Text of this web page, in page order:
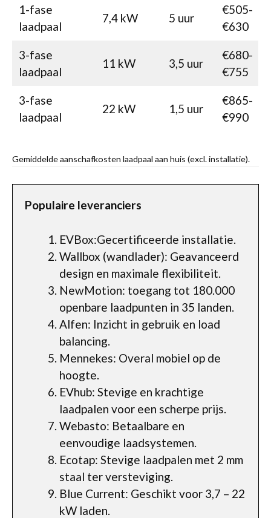
1-fase
laadpaal
7,4 kW 5 uur
€505-
€630
3-fase
laadpaal
11 kW 3,5 uur
€680-
€755
3-fase
laadpaal
22 kW 1,5 uur
€865-
€990
Gemiddelde aanschafkosten laadpaal aan huis (excl. installatie).
Populaire leveranciers
EVBox:Gecertificeerde installatie.
Wallbox (wandlader): Geavanceerd
design en maximale flexibiliteit.
NewMotion: toegang tot 180.000
openbare laadpunten in 35 landen.
Alfen: Inzicht in gebruik en load
balancing.
Mennekes: Overal mobiel op de
hoogte.
EVhub: Stevige en krachtige
laadpalen voor een scherpe prijs.
Webasto: Betaalbare en
eenvoudige laadsystemen.
Ecotap: Stevige laadpalen met 2 mm
staal ter versteviging.
Blue Current: Geschikt voor 3,7 – 22
kW laden.